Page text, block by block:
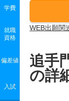
WEB出願関
学費
就職
資格
偏差値
入試
追手
の詳